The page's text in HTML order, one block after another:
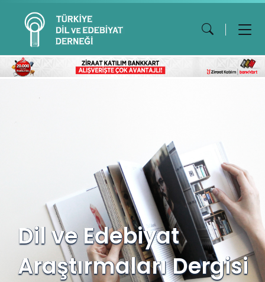
Dil ve Edebiyat
Araştırmaları Dergisi